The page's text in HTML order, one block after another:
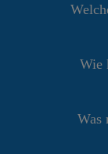
Wie
Was